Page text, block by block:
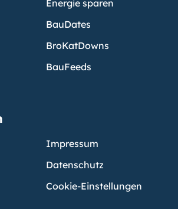
Energie sparen
BauDates
BroKatDowns
BauFeeds
Impressum
Datenschutz
Cookie-Einstellungen